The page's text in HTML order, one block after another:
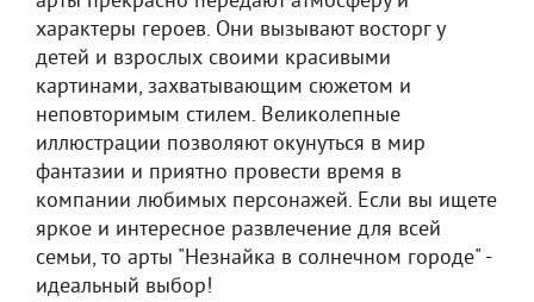
характеры героев. Они вызывают восторг у
детей и взрослых своими красивыми
картинами, захватывающим сюжетом и
неповторимым стилем. Великолепные
иллюстрации позволяют окунуться в мир
фантазии и приятно провести время в
компании любимых персонажей. Если вы ищете
яркое и интересное развлечение для всей
семьи, то арты "Незнайка в солнечном городе" -
идеальный выбор!